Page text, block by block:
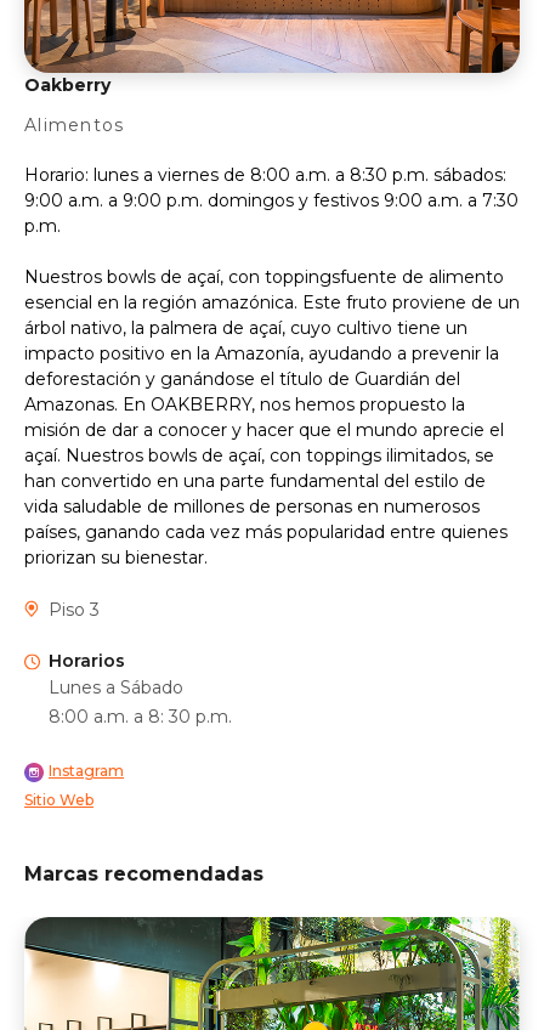
Oakberry
Alimentos
Horario: lunes a viernes de 8:00 a.m. a 8:30 p.m. sábados:
9:00 a.m. a 9:00 p.m. domingos y festivos 9:00 a.m. a 7:30
p.m.
Nuestros bowls de açaí, con toppingsfuente de alimento
esencial en la región amazónica. Este fruto proviene de un
árbol nativo, la palmera de açaí, cuyo cultivo tiene un
impacto positivo en la Amazonía, ayudando a prevenir la
deforestación y ganándose el título de Guardián del
Amazonas. En OAKBERRY, nos hemos propuesto la
misión de dar a conocer y hacer que el mundo aprecie el
açaí. Nuestros bowls de açaí, con toppings ilimitados, se
han convertido en una parte fundamental del estilo de
vida saludable de millones de personas en numerosos
países, ganando cada vez más popularidad entre quienes
priorizan su bienestar.
Piso 3
Horarios
Lunes a Sábado
8:00 a.m. a 8: 30 p.m.
Instagram
Sitio Web
Marcas recomendadas